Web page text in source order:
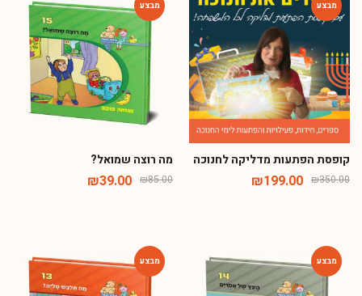
-43%
קופסת הפתעות מדליקה לחנוכה
₪199.00
-54%
מה רוצה שמואל?
₪39.00
-54%
-54%